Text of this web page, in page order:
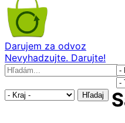
Darujem za odvoz
Nevyhadzujte. Darujte!
Hľadaj